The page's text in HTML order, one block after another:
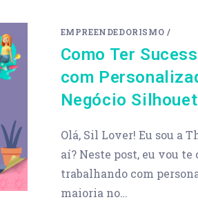
EMPREENDEDORISMO /
Como Ter
com
Negócio
Olá, Sil Lover! Eu sou a
aí? Neste post, eu vou
trabalhando com
maioria no…